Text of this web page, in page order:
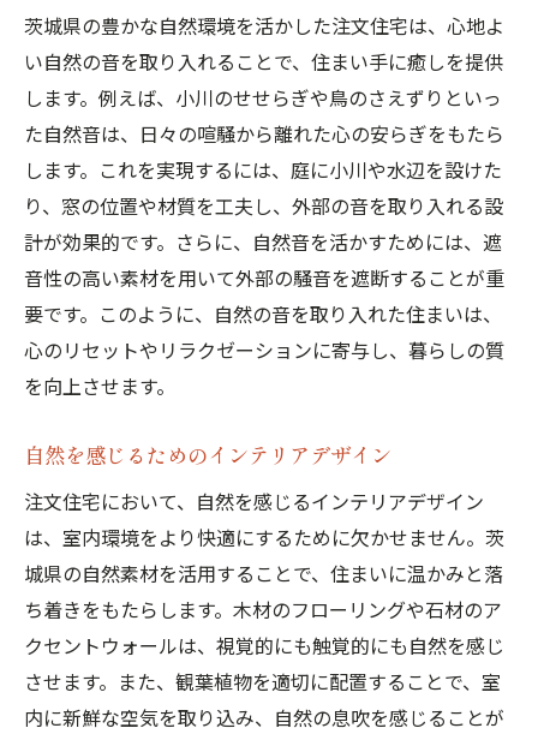
茨城県の豊かな自然環境を活かした注文住宅は、心地よ
い自然の音を取り入れることで、住まい手に癒しを提供
します。例えば、小川のせせらぎや鳥のさえずりといっ
た自然音は、日々の喧騒から離れた心の安らぎをもたら
します。これを実現するには、庭に小川や水辺を設けた
り、窓の位置や材質を工夫し、外部の音を取り入れる設
計が効果的です。さらに、自然音を活かすためには、遮
音性の高い素材を用いて外部の騒音を遮断することが重
要です。このように、自然の音を取り入れた住まいは、
心のリセットやリラクゼーションに寄与し、暮らしの質
を向上させます。
自然を感じるためのインテリアデザイン
注文住宅において、自然を感じるインテリアデザイン
は、室内環境をより快適にするために欠かせません。茨
城県の自然素材を活用することで、住まいに温かみと落
ち着きをもたらします。木材のフローリングや石材のア
クセントウォールは、視覚的にも触覚的にも自然を感じ
させます。また、観葉植物を適切に配置することで、室
内に新鮮な空気を取り込み、自然の息吹を感じることが